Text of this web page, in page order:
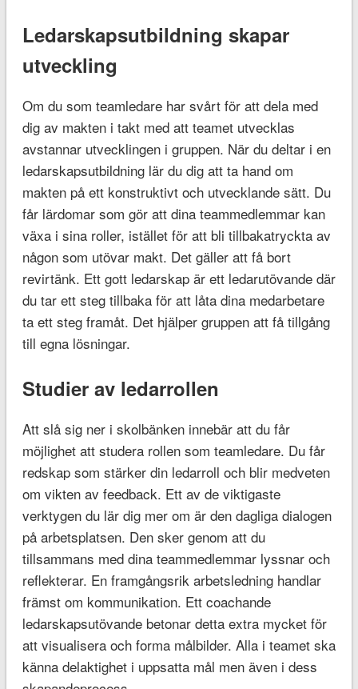
Ledarskapsutbildning skapar
utveckling
Om du som teamledare har svårt för att dela med
dig av makten i takt med att teamet utvecklas
avstannar utvecklingen i gruppen. När du deltar i en
ledarskapsutbildning lär du dig att ta hand om
makten på ett konstruktivt och utvecklande sätt. Du
får lärdomar som gör att dina teammedlemmar kan
växa i sina roller, istället för att bli tillbakatryckta av
någon som utövar makt. Det gäller att få bort
revirtänk. Ett gott ledarskap är ett ledarutövande där
du tar ett steg tillbaka för att låta dina medarbetare
ta ett steg framåt. Det hjälper gruppen att få tillgång
till egna lösningar.
Studier av ledarrollen
Att slå sig ner i skolbänken innebär att du får
möjlighet att studera rollen som teamledare. Du får
redskap som stärker din ledarroll och blir medveten
om vikten av feedback. Ett av de viktigaste
verktygen du lär dig mer om är den dagliga dialogen
på arbetsplatsen. Den sker genom att du
tillsammans med dina teammedlemmar lyssnar och
reflekterar. En framgångsrik arbetsledning handlar
främst om kommunikation. Ett coachande
ledarskapsutövande betonar detta extra mycket för
att visualisera och forma målbilder. Alla i teamet ska
känna delaktighet i uppsatta mål men även i dess